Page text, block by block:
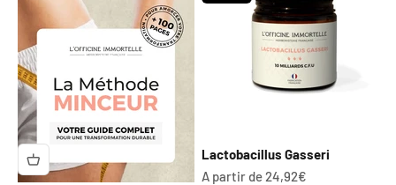
Lactobacillus Gasseri
Prix de vente
A partir de 24,92€